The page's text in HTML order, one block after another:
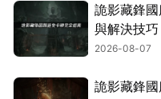
詭影藏鋒
與解決技巧
2026-08-07
詭影藏鋒國